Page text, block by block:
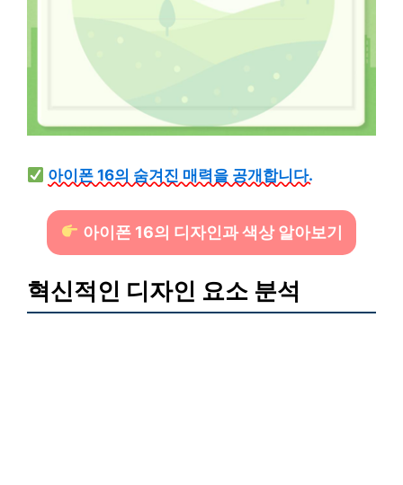
아이폰 16의 숨겨진 매력을 공개합니다.
아이폰 16의 디자인과 색상 알아보기
혁신적인 디자인 요소 분석